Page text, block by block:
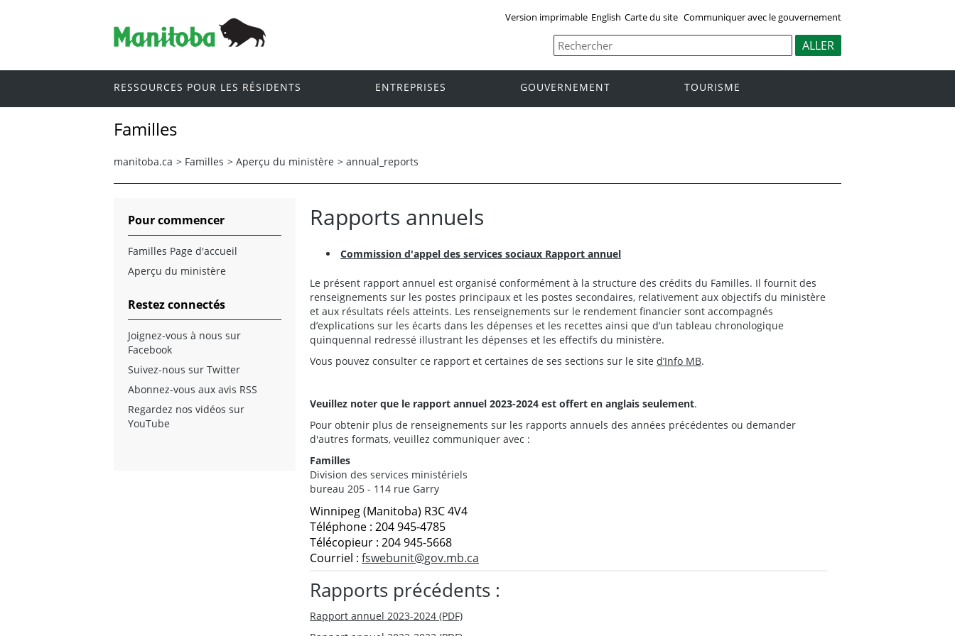
Version imprimable English Carte du site Communiquer avec le gouvernement
RESSOURCES POUR LES RÉSIDENTS ENTREPRISES GOUVERNEMENT TOURISME
Familles
manitoba.ca > Familles > Aperçu du ministère > annual_reports
Rapports annuels
Commission d'appel des services sociaux Rapport annuel
Le présent rapport annuel est organisé conformément à la structure des crédits du Familles. Il fournit des
renseignements sur les postes principaux et les postes secondaires, relativement aux objectifs du ministère
et aux résultats réels atteints. Les renseignements sur le rendement financier sont accompagnés
d’explications sur les écarts dans les dépenses et les recettes ainsi que d’un tableau chronologique
quinquennal redressé illustrant les dépenses et les effectifs du ministère.
Vous pouvez consulter ce rapport et certaines de ses sections sur le site d’Info MB.
Veuillez noter que le rapport annuel 2023-2024 est offert en anglais seulement.
Pour obtenir plus de renseignements sur les rapports annuels des années précédentes ou demander
d'autres formats, veuillez communiquer avec :
Familles
Division des services ministériels
bureau 205 - 114 rue Garry
Winnipeg (Manitoba) R3C 4V4
Téléphone : 204 945-4785
Télécopieur : 204 945-5668
Courriel : fswebunit@gov.mb.ca
Rapports précédents :
Rapport annuel 2023-2024 (PDF)
Pour commencer
Familles Page d'accueil
Aperçu du ministère
Restez connectés
Joignez-vous à nous sur
Facebook
Suivez-nous sur Twitter
Abonnez-vous aux avis RSS
Regardez nos vidéos sur
YouTube